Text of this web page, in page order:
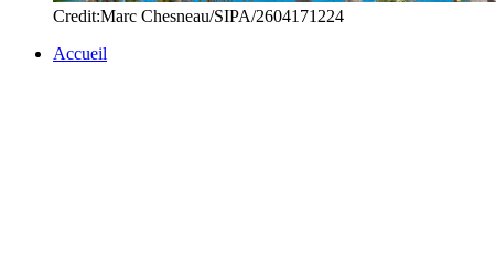
Credit:Marc Chesneau/SIPA/2604171224
Accueil